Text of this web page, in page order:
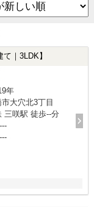
｜3LDK】
年
大穴北3丁目
三咲駅 徒歩--分